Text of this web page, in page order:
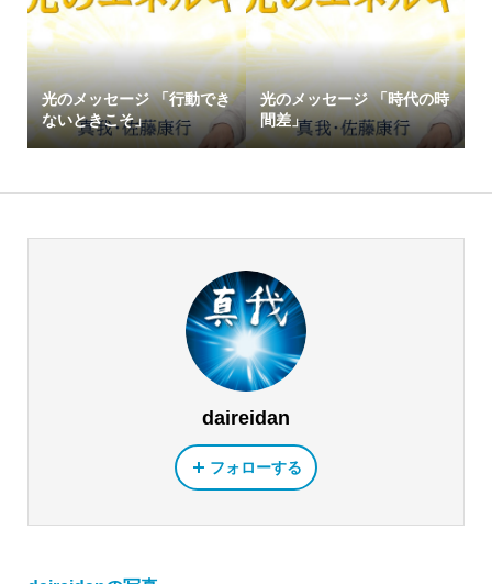
光のメッセージ 「行動でき
ないときこそ」
光のメッセージ 「時代の時
間差」
daireidan
フォローする